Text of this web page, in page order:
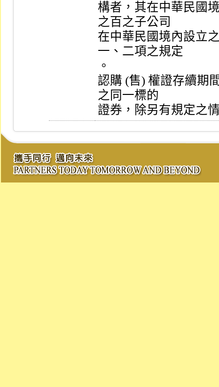
構者，其在中華民國
之百之子公司
在中華民國境內設立
一、二項之規定
。
認購 (售) 權證存續期
之同一標的
證券，除另有規定之